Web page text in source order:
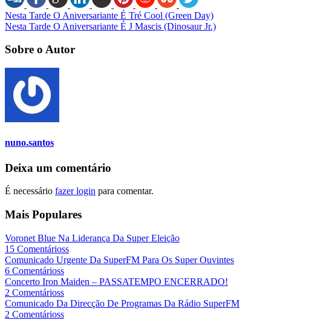
Nesta Tarde O Aniversariante É Tré Cool (Green Day)
Nesta Tarde O Aniversariante É J Mascis (Dinosaur Jr.)
Sobre o Autor
nuno.santos
Deixa um comentário
É necessário fazer login para comentar.
Mais Populares
Voronet Blue Na Liderança Da Super Eleição
15 Comentárioss
Comunicado Urgente Da SuperFM Para Os Super Ouvintes
6 Comentárioss
Concerto Iron Maiden – PASSATEMPO ENCERRADO!
2 Comentárioss
Comunicado Da Direcção De Programas Da Rádio SuperFM
2 Comentárioss